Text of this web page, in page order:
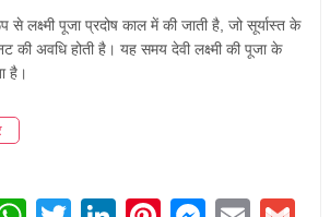
से लक्ष्मी पूजा प्रदोष काल में की जाती है, जो सूर्यास्त के
की अवधि होती है। यह समय देवी लक्ष्मी की पूजा के
है।
WhatsAppTwitter LinkedInPinterestMessenger
Email